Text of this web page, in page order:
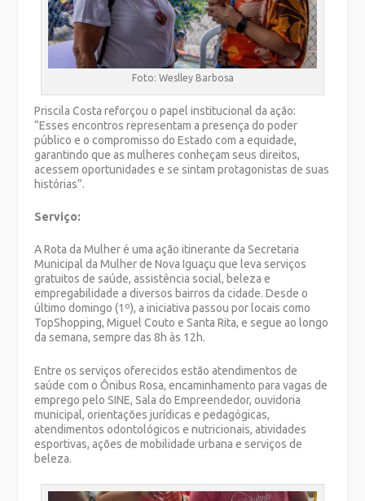
Foto: Weslley Barbosa
Priscila Costa reforçou o papel institucional da ação:
“Esses encontros representam a presença do poder
público e o compromisso do Estado com a equidade,
garantindo que as mulheres conheçam seus direitos,
acessem oportunidades e se sintam protagonistas de suas
histórias”.
Serviço:
A Rota da Mulher é uma ação itinerante da Secretaria
Municipal da Mulher de Nova Iguaçu que leva serviços
gratuitos de saúde, assistência social, beleza e
empregabilidade a diversos bairros da cidade. Desde o
último domingo (1º), a iniciativa passou por locais como
TopShopping, Miguel Couto e Santa Rita, e segue ao longo
da semana, sempre das 8h às 12h.
Entre os serviços oferecidos estão atendimentos de
saúde com o Ônibus Rosa, encaminhamento para vagas de
emprego pelo SINE, Sala do Empreendedor, ouvidoria
municipal, orientações jurídicas e pedagógicas,
atendimentos odontológicos e nutricionais, atividades
esportivas, ações de mobilidade urbana e serviços de
beleza.